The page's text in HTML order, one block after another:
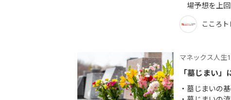
場予想を上回
こころ
マネックス人生
「墓じまい
墓じまいの